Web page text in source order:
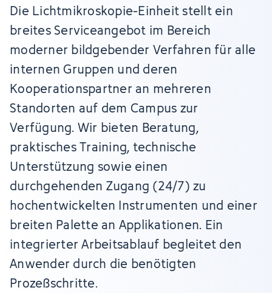
Die Lichtmikroskopie-Einheit stellt ein
breites Serviceangebot im Bereich
moderner bildgebender Verfahren für alle
internen Gruppen und deren
Kooperationspartner an mehreren
Standorten auf dem Campus zur
Verfügung. Wir bieten Beratung,
praktisches Training, technische
Unterstützung sowie einen
durchgehenden Zugang (24/7) zu
hochentwickelten Instrumenten und einer
breiten Palette an Applikationen. Ein
integrierter Arbeitsablauf begleitet den
Anwender durch die benötigten
Prozeßschritte.